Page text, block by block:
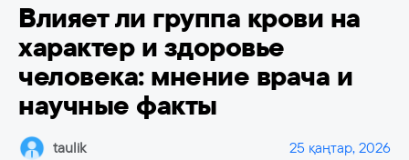
Влияет ли группа крови на
характер и здоровье
человека: мнение врача и
научные факты
taulik 25 қаңтар, 2026